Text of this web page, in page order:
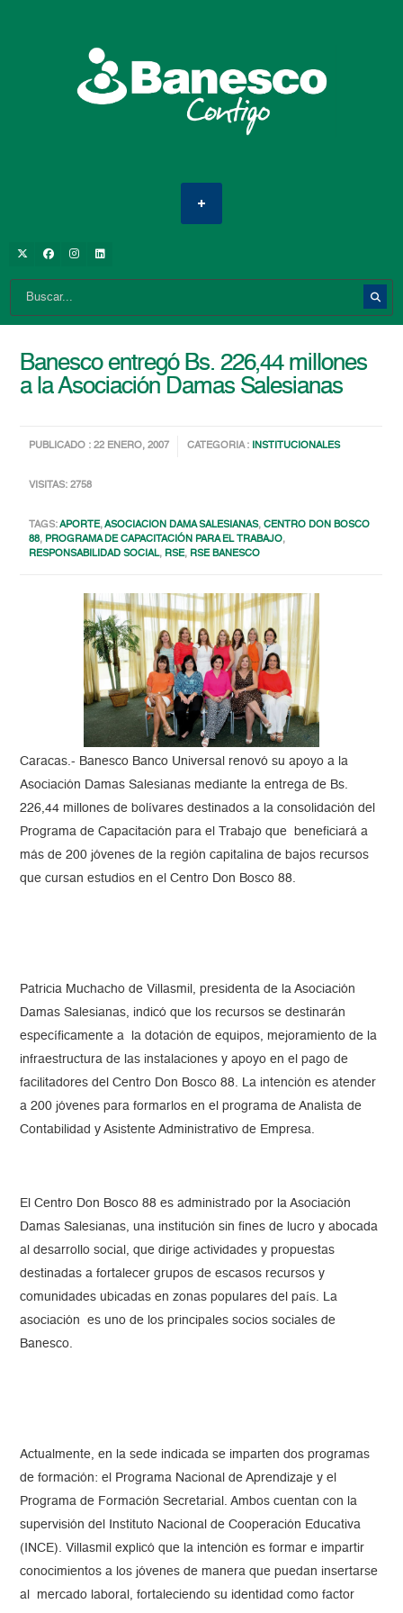
Banesco entregó Bs. 226,44 millones
a la Asociación Damas Salesianas
PUBLICADO : 22 ENERO, 2007 CATEGORIA : INSTITUCIONALES
VISITAS: 2758
TAGS:APORTE,ASOCIACION DAMA SALESIANAS,CENTRO DON BOSCO
88, PROGRAMA DE CAPACITACIÓN PARA EL TRABAJO,
RESPONSABILIDAD SOCIAL, RSE, RSE BANESCO
Caracas.- Banesco Banco Universal renovó su apoyo a la
Asociación Damas Salesianas mediante la entrega de Bs.
226,44 millones de bolívares destinados a la consolidación del
Programa de Capacitación para el Trabajo que beneficiará a
más de 200 jóvenes de la región capitalina de bajos recursos
que cursan estudios en el Centro Don Bosco 88.
Patricia Muchacho de Villasmil, presidenta de la Asociación
Damas Salesianas, indicó que los recursos se destinarán
específicamente a la dotación de equipos, mejoramiento de la
infraestructura de las instalaciones y apoyo en el pago de
facilitadores del Centro Don Bosco 88. La intención es atender
a 200 jóvenes para formarlos en el programa de Analista de
Contabilidad y Asistente Administrativo de Empresa.
El Centro Don Bosco 88 es administrado por la Asociación
Damas Salesianas, una institución sin fines de lucro y abocada
al desarrollo social, que dirige actividades y propuestas
destinadas a fortalecer grupos de escasos recursos y
comunidades ubicadas en zonas populares del país. La
asociación es uno de los principales socios sociales de
Banesco.
Actualmente, en la sede indicada se imparten dos programas
de formación: el Programa Nacional de Aprendizaje y el
Programa de Formación Secretarial. Ambos cuentan con la
supervisión del Instituto Nacional de Cooperación Educativa
(INCE). Villasmil explicó que la intención es formar e impartir
conocimientos a los jóvenes de manera que puedan insertarse
al mercado laboral, fortaleciendo su identidad como factor